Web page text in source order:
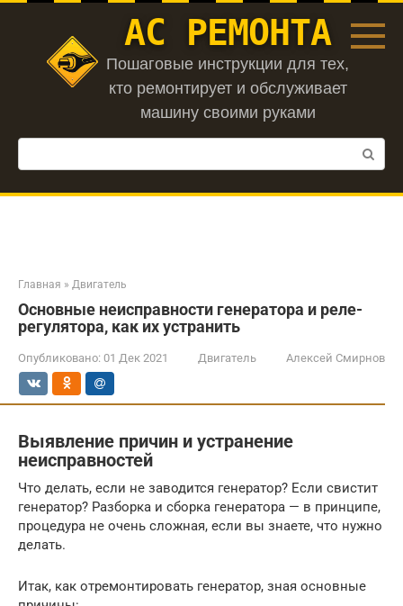
Перейти
АС РЕМОНТА
Пошаговые инструкции для тех,
кто ремонтирует и обслуживает
машину своими руками
Поиск:
Главная » Двигатель
Основные неисправности генератора и реле-
регулятора, как их устранить
Опубликовано: 01 Дек 2021 Двигатель Алексей Смирнов
Выявление причин и устранение
неисправностей
Что делать, если не заводится генератор? Если свистит
генератор? Разборка и сборка генератора — в принципе,
процедура не очень сложная, если вы знаете, что нужно
делать.
Итак, как отремонтировать генератор, зная основные